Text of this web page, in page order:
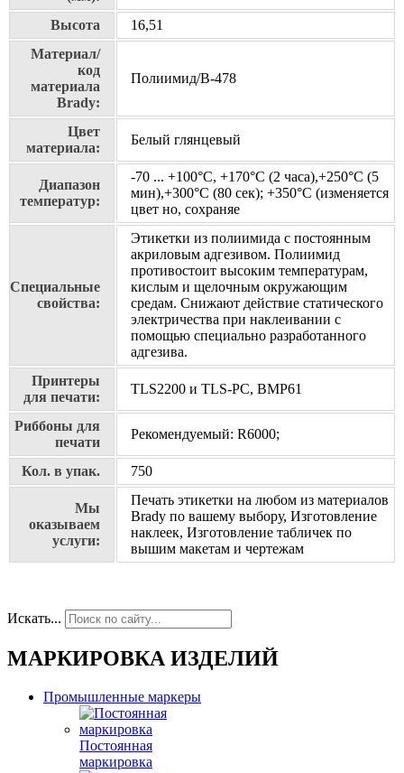
Высота
16,51
Материал/
код
материала
Brady:
Полиимид/В-478
Цвет
материала:
Белый глянцевый
Диапазон
температур:
-70 ... +100°С, +170°С (2 часа),+250°С (5
мин),+300°С (80 сек); +350°С (изменяется
цвет но, сохраняе
Специальные
свойства:
Этикетки из полиимида с постоянным
акриловым адгезивом. Полиимид
противостоит высоким температурам,
кислым и щелочным окружающим
средам. Cнижают действие статического
электричества при наклеивании с
помощью специально разработанного
адгезива.
Принтеры
для печати:
TLS2200 и TLS-PC, BMP61
Риббоны для
печати
Рекомендуемый: R6000;
Кол. в упак. 750
Мы
оказываем
услуги:
Печать этикетки на любом из материалов
Brady по вашему выбору, Изготовление
наклеек, Изготовление табличек по
вышим макетам и чертежам
Искать...
МАРКИРОВКА ИЗДЕЛИЙ
Промышленные маркеры
Постоянная
маркировка